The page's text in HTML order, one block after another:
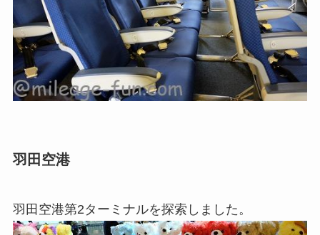
羽田空港
羽田空港第2ターミナルを探索しました。